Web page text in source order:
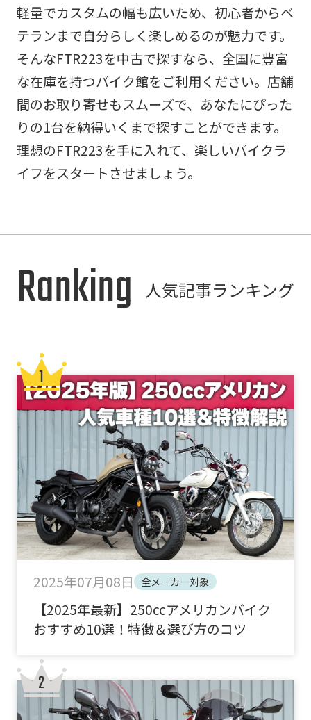
軽量でカスタムの幅も広いため、初心者からベ
テランまで自分らしく楽しめるのが魅力です。
そんなFTR223を中古で探すなら、全国に豊富
な在庫を持つバイク館をご利用ください。店舗
間のお取り寄せもスムーズで、あなたにぴった
りの1台を納得いくまで探すことができます。
理想のFTR223を手に入れて、楽しいバイクラ
イフをスタートさせましょう。
Ranking 人気記事ランキング
2025年07月08日 全メーカー対象
【2025年最新】250ccアメリカンバイク
おすすめ10選！特徴＆選び方のコツ